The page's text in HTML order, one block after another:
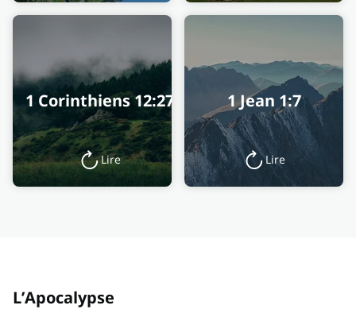
1 Corinthiens 12:27
Lire
1 Jean 1:7
Lire
L’Apocalypse